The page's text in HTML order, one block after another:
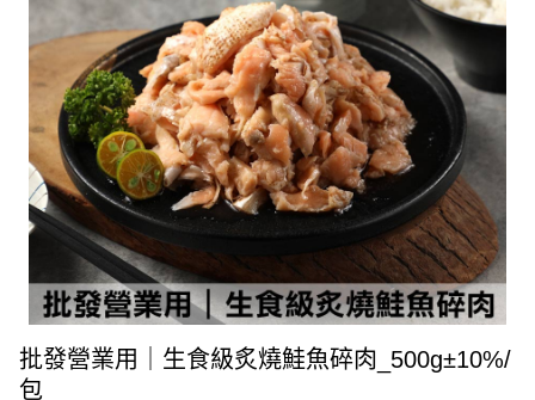
批發營業用｜生食級炙燒鮭魚碎肉_500g±10%/
包